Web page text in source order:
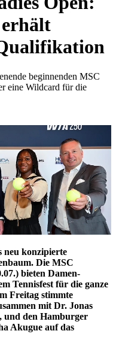
erhält
beginnenden MSC
eine Wildcard für die
neu konzipierte
Die MSC
bieten Damen-
Tennisfest für die ganze
Freitag stimmte
mit Dr. Jonas
und den Hamburger
Akugue auf das